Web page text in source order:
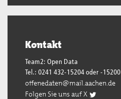
Kontakt
Team2: Open Data
Tel.: 0241 432-15204 oder -15200
offenedaten@mail.aachen.de
Folgen Sie uns auf X